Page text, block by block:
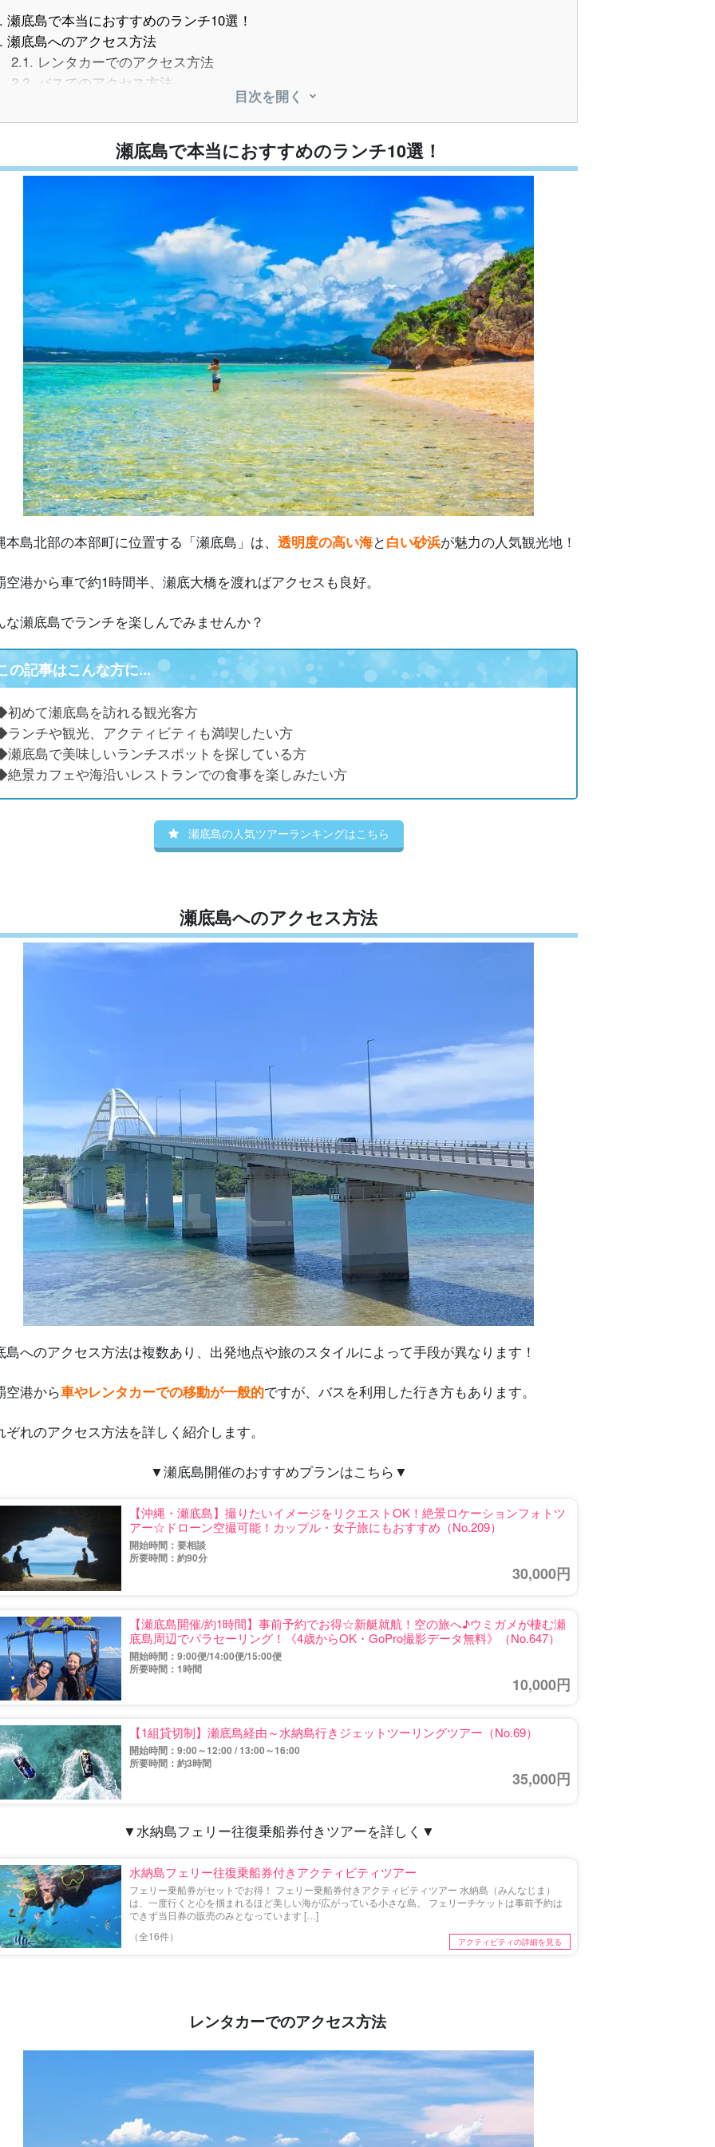
瀬底島で本当におすすめのランチ10選！
瀬底島へのアクセス方法
2.1. レンタカーでのアクセス方法
2.2.
バスでのアクセス方法
【絶景オーシャンビュー】 海を眺めながら過ごすビーチランチ
3.1.fuu cafe
pizzeria UKAUKA
3.3.cafe Halos
Fruit Cafe 松田商店
【おしゃれカフェ】 カップル・女子旅にぴったりのランチ
5.1.Bottle Palm Garden
5.2.49Café
5.3.パスタ＆カフェ オレンジサンセット
ランチ前後に楽しめる 瀬底島のマリンアクティビティ
6.1.シュノーケリング
6.2.ダイビング
6.3.マリンスポーツ
瀬底島でおすすめ観光スポット
7.1.瀬底ビーチ
7.2.アンチ浜
7.3.瀬底大橋
瀬底島ランチに関する よくある質問(FAQ)
目次を開く
瀬底島で本当におすすめのランチ10選！
本島北部の本部町に位置する「瀬底島」は、 透明度の高い海と白い砂浜が魅力の人気観光地！
空港から車で約1時間半、瀬底大橋を渡ればアクセスも良好。
な瀬底島でランチを楽しんでみませんか？
の記事はこんな方に...
めて瀬底島を訪れる観光客方
ンチや観光、アクティビティも満喫したい方
底島で美味しいランチスポットを探している方
景カフェや海沿いレストランでの食事を楽しみたい方
瀬底島の人気ツアーランキングはこちら
瀬底島へのアクセス方法
島へのアクセス方法は複数あり、出発地点や旅のスタイルによって手段が異なります！
空港から車やレンタカーでの移動が一般的ですが、バスを利用した行き方もあります。
ぞれのアクセス方法を詳しく紹介します。
▼瀬底島開催のおすすめプランはこちら▼
【沖縄・瀬底島】撮りたいイメージをリクエストOK！絶景ロケーションフォトツ
アー☆ドローン空撮可能！カップル・女子旅にもおすすめ（No.209）
開始時間：要相談
所要時間：約90分
30,000円
【瀬底島開催/約1時間】事前予約でお得☆新艇就航！空の旅へ♪ウミガメが棲む瀬
底島周辺でパラセーリング！《4歳からOK・GoPro撮影データ無料》（No.647）
開始時間：9:00便/14:00便/15:00便
所要時間：1時間
10,000円
【1組貸切制】​瀬底島経由～水納島行きジェットツーリングツアー（No.69）
開始時間：9:00～12:00 / 13:00～16:00
所要時間：約3時間
35,000円
▼水納島フェリー往復乗船券付きツアーを詳しく ▼
水納島フェリー往復乗船券付きアクティビティツアー
フェリー乗船券がセットでお得！ フェリー乗船券付きアクティビティツアー 水納島（みんなじま）
は、一度行くと心を掴まれるほど美しい海が広がっている小さな島。 フェリーチケットは事前予約は
できず当日券の販売のみとなっています […]
（全16件）
アクティビティの詳細を見る
レンタカーでのアクセス方法